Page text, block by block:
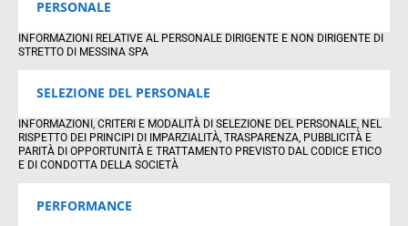
PERSONALE
INFORMAZIONI RELATIVE AL PERSONALE DIRIGENTE E NON DIRIGENTE DI
STRETTO DI MESSINA SPA
SELEZIONE DEL PERSONALE
INFORMAZIONI, CRITERI E MODALITÀ DI SELEZIONE DEL PERSONALE, NEL
RISPETTO DEI PRINCIPI DI IMPARZIALITÀ, TRASPARENZA, PUBBLICITÀ E
PARITÀ DI OPPORTUNITÀ E TRATTAMENTO PREVISTO DAL CODICE ETICO
E DI CONDOTTA DELLA SOCIETÀ
PERFORMANCE